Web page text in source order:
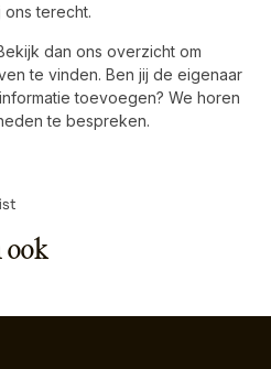
ons terecht.
dan ons overzicht om
te vinden. Ben jij de eigenaar
toevoegen? We horen
te bespreken.
ook